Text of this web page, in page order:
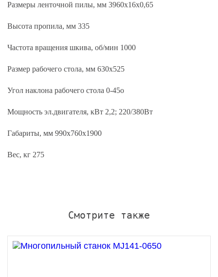
Размеры ленточной пилы, мм 3960х16х0,65
Высота пропила, мм 335
Частота вращения шкива, об/мин 1000
Размер рабочего стола, мм 630х525
Угол наклона рабочего стола 0-45о
Мощность эл.двигателя, кВт 2,2; 220/380Вт
Габариты, мм 990х760х1900
Вес, кг 275
Смотрите также